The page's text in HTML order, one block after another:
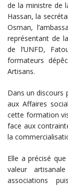
de la ministre de
Hassan, la
Osman,
représentant de
de l’UNFD,
formateurs
Artisans.
Dans un discours
aux Affaires
cette formation
face aux
la
Elle a précisé
valeur
associations